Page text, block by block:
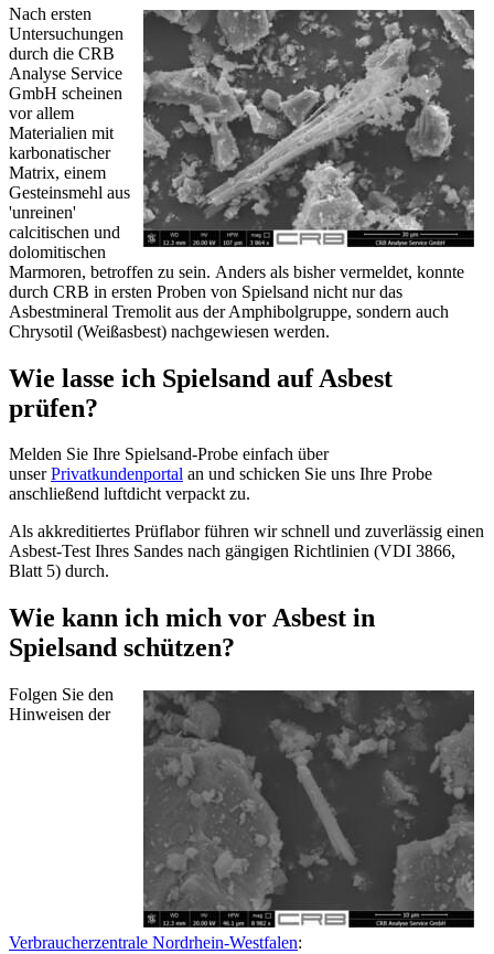
Nach ersten
Untersuchungen
durch die CRB
Analyse Service
GmbH scheinen
vor allem
Materialien mit
karbonatischer
Matrix, einem
Gesteinsmehl aus
'unreinen'
calcitischen und
dolomitischen
Marmoren, betroffen zu sein. Anders als bisher vermeldet, konnte
durch CRB in ersten Proben von Spielsand nicht nur das
Asbestmineral Tremolit aus der Amphibolgruppe, sondern auch
Chrysotil (Weißasbest) nachgewiesen werden.
Wie lasse ich Spielsand auf Asbest
prüfen?
Melden Sie Ihre Spielsand-Probe einfach über
unserPrivatkundenportal an und schicken Sie uns Ihre Probe
anschließend luftdicht verpackt zu.
Als akkreditiertes Prüflabor führen wir schnell und zuverlässig einen
Asbest-Test Ihres Sandes nach gängigen Richtlinien (VDI 3866,
Blatt 5) durch.
Wie kann ich mich vor Asbest in
Spielsand schützen?
Folgen Sie den
Hinweisen der
Verbraucherzentrale Nordrhein-Westfalen: